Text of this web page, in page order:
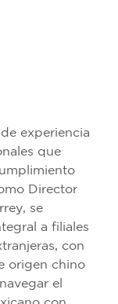
experiencia
que
Director
se
a filiales
con
origen chino
el